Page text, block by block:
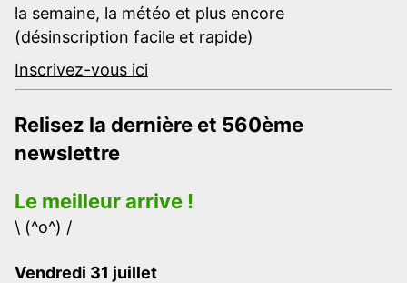
la semaine, la météo et plus encore
(désinscription facile et rapide)
Inscrivez-vous ici
Relisez la dernière et 560ème
newslettre
Le meilleur arrive !
\ (^o^) /
Vendredi 31 juillet